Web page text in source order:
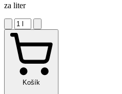
za liter
Košík